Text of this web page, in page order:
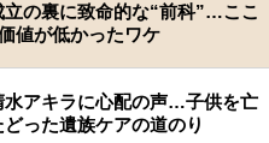
の裏に致命的な“前科”…ここ
値が低かったワケ
水アキラに心配の声…子供を亡
った遺族ケアの道のり